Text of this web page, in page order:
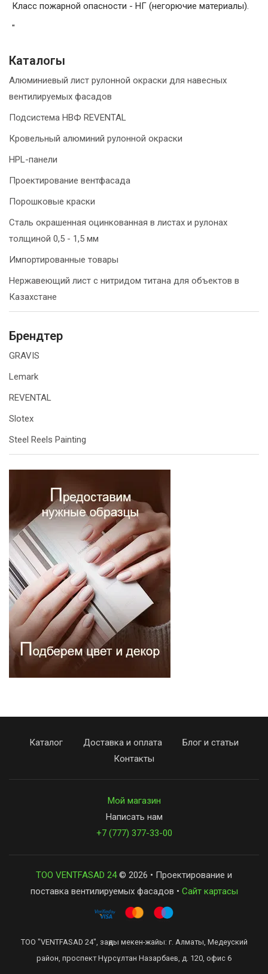
Класс пожарной опасности - НГ (негорючие материалы).
"
Каталогы
Алюминиевый лист рулонной окраски для навесных
вентилируемых фасадов
Подсистема НВФ REVENTAL
Кровельный алюминий рулонной окраски
HPL-панели
Проектирование вентфасада
Порошковые краски
Сталь окрашенная оцинкованная в листах и рулонах
толщиной 0,5 - 1,5 мм
Импортированные товары
Нержавеющий лист с нитридом титана для объектов в
Казахстане
Брендтер
GRAVIS
Lemark
REVENTAL
Slotex
Steel Reels Painting
Каталог Доставка и оплата
Блог и статьи
Контакты
Мой магазин
Написать нам
+7 (777) 377-33-00
ТОО VENTFASAD 24© 2026 • Проектирование и
поставка вентилируемых фасадов • Сайт картасы
ТОО "VENTFASAD 24", заңды мекен-жайы: г. Алматы, Медеуский
район, проспект Нұрсұлтан Назарбаев, д. 120, офис 6